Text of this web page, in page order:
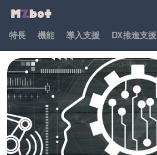
特長 機能 導入支援 DX推進支援